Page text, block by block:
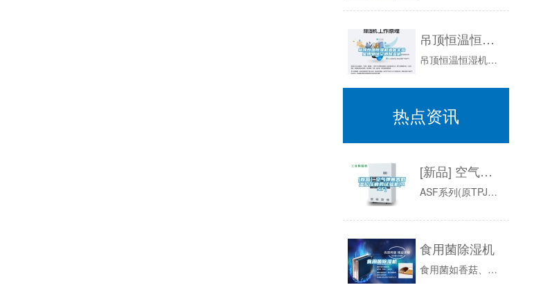
吊顶恒温恒湿机酒窖实验室博物馆空调除湿机
吊顶恒温恒湿机酒窖实验室博物馆空调除湿机，恒温恒湿机由制冷系统，加热系统，控制系统，湿度系统，送风循环系统，176杭州和传感器系统等组成，上...
热点资讯
[新品] 空气弹簧高低温拉压疲劳试验机(ASF)
ASF系列(原TPJ系列)，空气弹簧高低温拉压疲劳试验机(双工位)/(多工位);Airspring，HighandLowTemperatur...
食用菌除湿机
食用菌如香菇、黑木耳等脱水干制的食用菌商品，由于其组织结构疏松、多孔，且富含亲水性胶体成分，在贮存过程中，极易霉变、生虫，严重影响商品质量。...